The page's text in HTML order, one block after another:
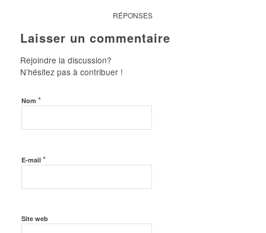
RÉPONSES
Laisser un commentaire
Rejoindre la discussion?
N’hésitez pas à contribuer !
Nom *
E-mail *
Site web